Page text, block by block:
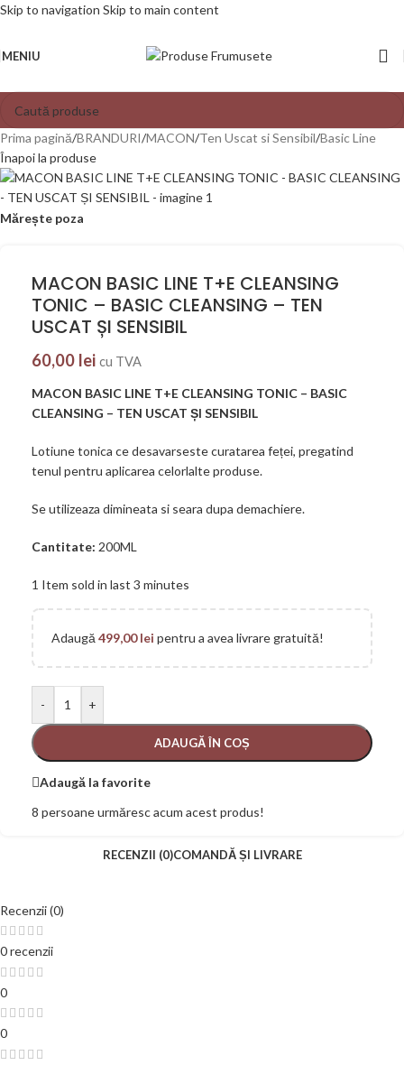
Skip to navigation Skip to main content
MENIU
Prima pagină/BRANDURI/MACON/Ten Uscat si Sensibil/Basic Line
Înapoi la produse
Mărește poza
MACON BASIC LINE T+E CLEANSING
TONIC – BASIC CLEANSING – TEN
USCAT ȘI SENSIBIL
60,00 lei cu TVA
MACON BASIC LINE T+E CLEANSING TONIC – BASIC
CLEANSING – TEN USCAT ȘI SENSIBIL
Lotiune tonica ce desavarseste curatarea feței, pregatind
tenul pentru aplicarea celorlalte produse.
Se utilizeaza dimineata si seara dupa demachiere.
Cantitate: 200ML
1 Item sold in last 3 minutes
Adaugă 499,00lei pentru a avea livrare gratuită!
- +
ADAUGĂ ÎN COȘ
Adaugă la favorite
8 persoane urmăresc acum acest produs!
RECENZII (0)COMANDĂ ȘI LIVRARE
Recenzii (0)
0 recenzii
0
0